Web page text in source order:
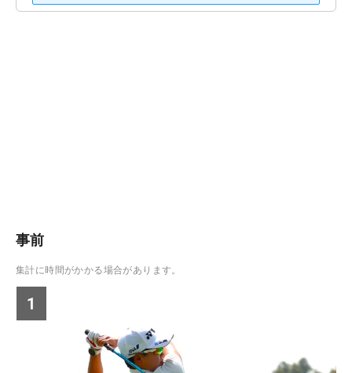
事前
集計に時間がかかる場合があります。
1